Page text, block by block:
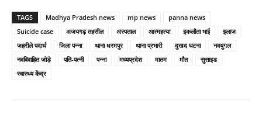
TAGS Madhya Pradesh news mp news
panna news
Suicide case
अजयगढ़ तहसील अस्पताल आत्महत्या इकलौता भाई
इलाज
जहरीले पदार्थ
जिला पन्ना थाना धरमपुर थाना प्रभारी दुखद घटना
नवयुगल
नवविवाहित जोड़े
पति-पत्नी पन्ना मध्यप्रदेश मातम मौत
सुसाइड
स्वास्थ्य केंद्र